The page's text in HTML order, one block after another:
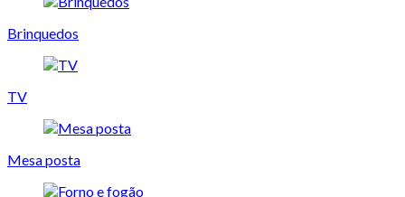
Brinquedos
TV
Mesa posta